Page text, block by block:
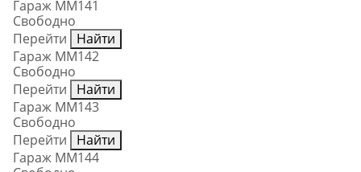
Гараж ММ141
Свободно
Перейти
Найти
Гараж ММ142
Свободно
Перейти
Найти
Гараж ММ143
Свободно
Перейти
Найти
Гараж ММ144